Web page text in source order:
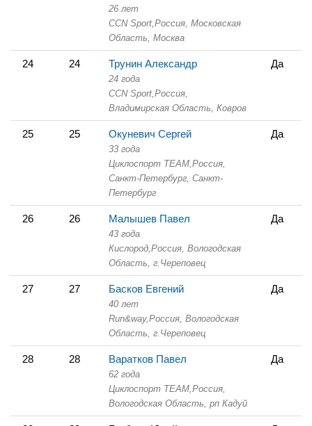
26 лет
CCN Sport, Россия, Московская
Область, Москва
24 24 Трунин Александр
24 года
CCN Sport, Россия,
Владимирская Область, Ковров
Да
25 25 Окуневич Сергей
33 года
Циклоспорт TEAM, Россия,
Санкт-Петербург, Санкт-
Петербург
Да
26 26 Малышев Павел
43 года
Кислород, Россия, Вологодская
Область, г.Череповец
Да
27 27 Басков Евгений
40 лет
Run&way, Россия, Вологодская
Область, г.Череповец
Да
28 28 Варатков Павел
62 года
Циклоспорт TEAM, Россия,
Вологодская Область, рп Кадуй
Да